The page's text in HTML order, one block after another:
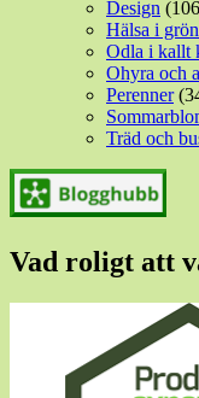
Design
Hälsa i
Odla i kallt
Ohyra och
Perenner
Träd och
Vad roligt att